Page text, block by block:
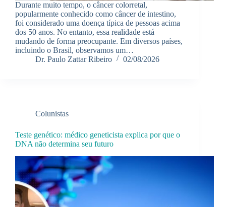
Durante muito tempo, o câncer colorretal,
popularmente conhecido como câncer de intestino,
foi considerado uma doença típica de pessoas acima
dos 50 anos. No entanto, essa realidade está
mudando de forma preocupante. Em diversos países,
incluindo o Brasil, observamos um…
Dr. Paulo Zattar Ribeiro
02/08/2026
Colunistas
Teste genético: médico geneticista explica por que o
DNA não determina seu futuro